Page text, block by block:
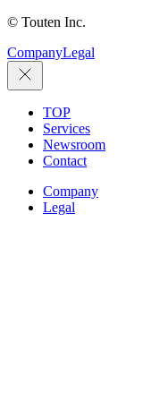
© Touten Inc.
CompanyLegal
TOP
Services
Newsroom
Contact
Company
Legal